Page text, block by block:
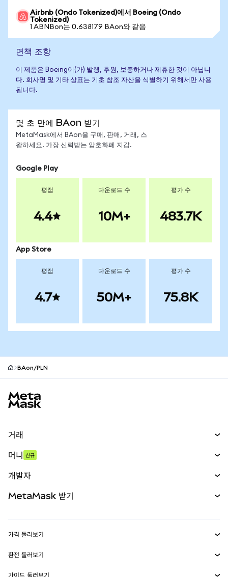
Airbnb (Ondo Tokenized)에서 Boeing (Ondo
Tokenized)
1 ABNBon는 0.638179 BAon와 같음
면책 조항
이 제품은 Boeing이(가) 발행, 후원, 보증하거나 제휴한 것이 아닙니
다. 회사명 및 기타 상표는 기초 참조 자산을 식별하기 위해서만 사용
됩니다.
몇 초 만에 BAon 받기
MetaMask에서 BAon을 구매, 판매, 거래, 스
왑하세요. 가장 신뢰받는 암호화폐 지갑.
Google Play
평점
4.4
다운로드 수
10M+
평가 수
483.7K
App Store
평점
4.7
다운로드 수
50M+
평가 수
75.8K
BAon/PLN
거래
무기한 선물
실물자산
머니 신규
개발자
MetaMask Connect
MetaMask 받기
가격 둘러보기
이더리움 가격
솔라나 가격
환전 둘러보기
가이드 둘러보기